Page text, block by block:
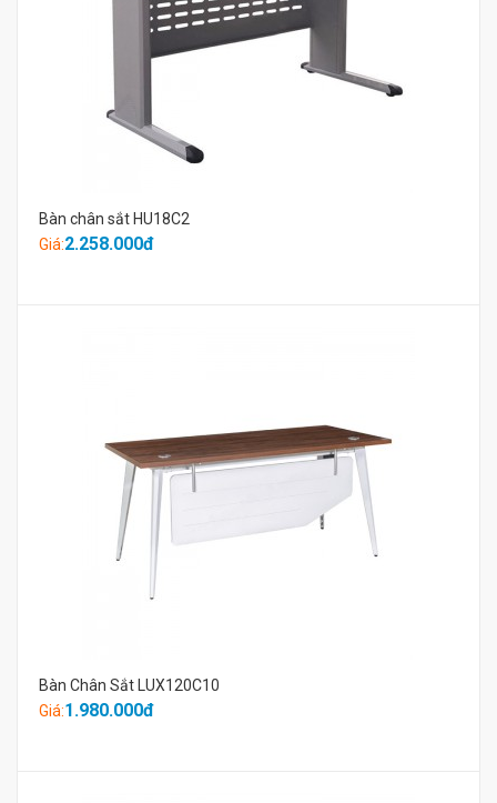
Bàn chân sắt HU18C2
Giá:2.258.000đ
Bàn Chân Sắt LUX120C10
Giá:1.980.000đ